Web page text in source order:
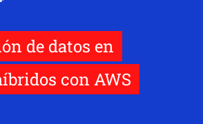
de datos en
con AWS